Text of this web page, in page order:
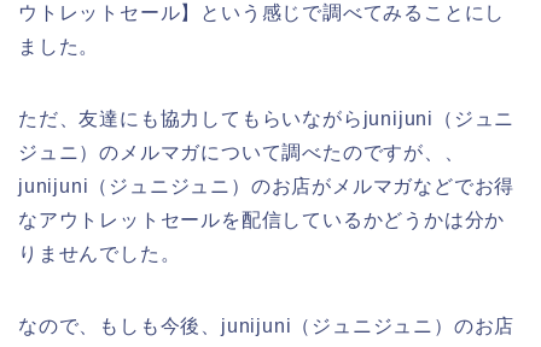
ウトレットセール】という感じで調べてみることにし
ました。
ただ、友達にも協力してもらいながらjunijuni（ジュニ
ジュニ）のメルマガについて調べたのですが、、
junijuni（ジュニジュニ）のお店がメルマガなどでお得
なアウトレットセールを配信しているかどうかは分か
りませんでした。
なので、もしも今後、junijuni（ジュニジュニ）のお店